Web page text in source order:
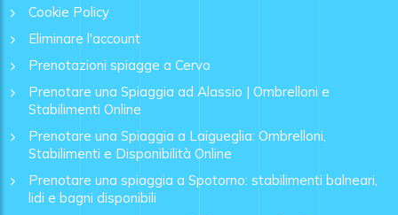
Cookie Policy
Eliminare l'account
Prenotazioni spiagge a Cervo
Prenotare una Spiaggia ad Alassio | Ombrelloni e
Stabilimenti Online
Prenotare una Spiaggia a Laigueglia: Ombrelloni,
Stabilimenti e Disponibilità Online
Prenotare una spiaggia a Spotorno: stabilimenti balneari,
lidi e bagni disponibili